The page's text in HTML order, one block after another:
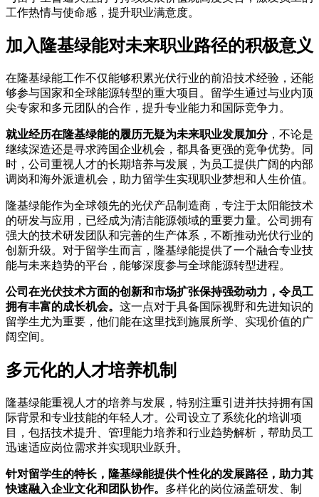
工作热情与使命感，提升职业满意度。
加入隆基绿能对未来职业路径的积极意义
在隆基绿能工作不仅能够积累光伏行业的前沿技术经验，还能
够参与国家和全球能源转型的重大项目。留学生通过与业内顶
尖专家和多元团队的合作，提升专业能力和国际竞争力。
就业经历在隆基绿能的履历无疑为未来职业发展加分，不论是
继续深造还是寻求跨国企业机会，都具备更强的竞争优势。同
时，公司重视人才的长期培养与发展，为员工提供广阔的内部
调岗和海外派遣机会，助力留学生实现职业梦想和人生价值。
隆基绿能作为全球领先的光伏产品制造商，专注于太阳能技术
的研发与应用，已经成为清洁能源领域的重要力量。公司拥有
强大的技术研发团队和完善的生产体系，不断推动光伏行业的
创新升级。对于留学生而言，隆基绿能提供了一个融合专业技
能与未来趋势的平台，能够深度参与全球能源转型进程。
公司在光伏技术方面的创新和市场扩张保持强劲动力，令员工
拥有丰富的成长机会。 这一点对于具备国际视野和先进知识的
留学生尤为重要，他们能在这里找到施展所学、实现价值的广
阔空间。
多元化的人才培养机制
隆基绿能重视人才的培养与发展，特别注重引进并扶持拥有国
际背景和专业技能的年轻人才。公司设立了系统化的培训项
目，包括技术提升、管理能力培养和行业趋势解析，帮助员工
迅速适应岗位需求并实现职业跃升。
针对留学生的特长，隆基绿能提供个性化的发展路径，助力其
快速融入企业文化和团队协作。 多样化的岗位涵盖研发、制